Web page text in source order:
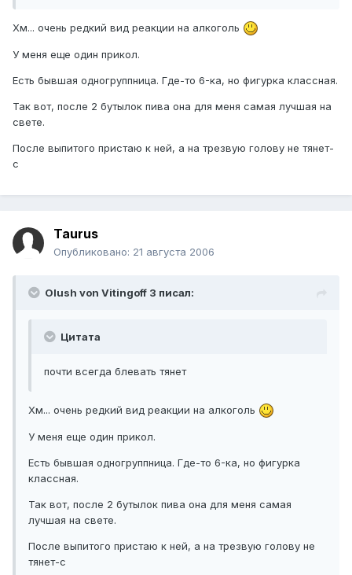
Хм... очень редкий вид реакции на алкоголь
У меня еще один прикол.
Есть бывшая одногруппница. Где-то 6-ка, но фигурка классная.
Так вот, после 2 бутылок пива она для меня самая лучшая на
свете.
После выпитого пристаю к ней, а на трезвую голову не тянет-
с
Taurus
Опубликовано: 21 августа 2006
Olush von Vitingoff 3 писал:
Цитата
почти всегда блевать тянет
Хм... очень редкий вид реакции на алкоголь
У меня еще один прикол.
Есть бывшая одногруппница. Где-то 6-ка, но фигурка
классная.
Так вот, после 2 бутылок пива она для меня самая
лучшая на свете.
После выпитого пристаю к ней, а на трезвую голову не
тянет-с